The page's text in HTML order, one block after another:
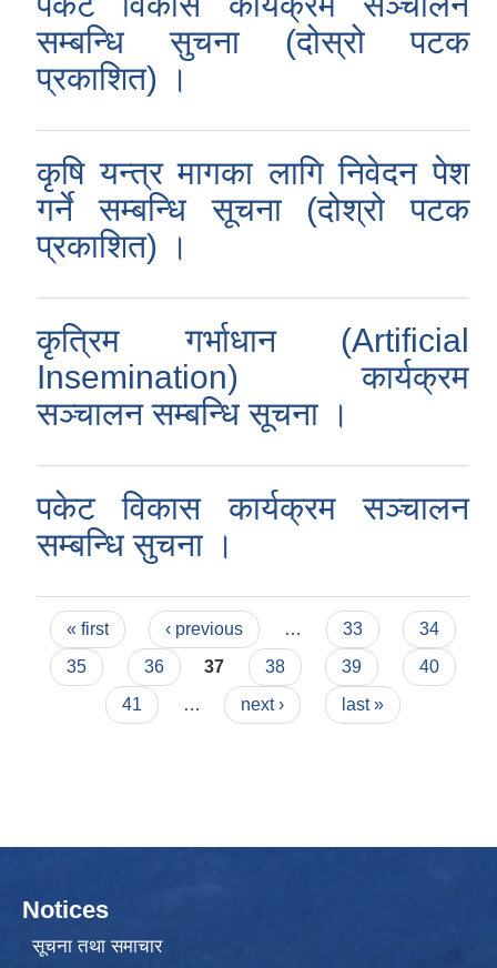
सम्बन्धि सुचना (दोस्रो पटक
प्रकाशित) ।
कृषि यन्त्र मागका लागि निवेदन पेश
गर्ने सम्बन्धि सूचना (दोश्रो पटक
प्रकाशित) ।
कृत्रिम गर्भाधान (Artificial
Insemination) कार्यक्रम
सञ्चालन सम्बन्धि सूचना ।
पकेट विकास कार्यक्रम सञ्चालन
सम्बन्धि सुचना ।
Pages
« first ‹ previous … 33
34
35
36 37 38 39
40
41
… next › last »
Notices
सूचना तथा समाचार